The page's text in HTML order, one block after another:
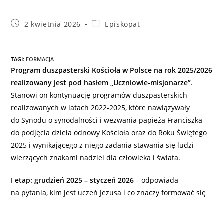
Post2 kwietnia 2026
PostEpiskopat
TAGI: FORMACJA
Program duszpasterski Kościoła w Polsce na rok 2025/2026
realizowany jest pod hasłem „Uczniowie-misjonarze”.
Stanowi on kontynuację programów duszpasterskich
realizowanych w latach 2022-2025, które nawiązywały
do Synodu o synodalności i wezwania papieża Franciszka
do podjęcia dzieła odnowy Kościoła oraz do Roku Świętego
2025 i wynikającego z niego zadania stawania się ludzi
wierzących znakami nadziei dla człowieka i świata.
I etap: grudzień 2025 – styczeń 2026 – odpowiada
na pytania, kim jest uczeń Jezusa i co znaczy formować się